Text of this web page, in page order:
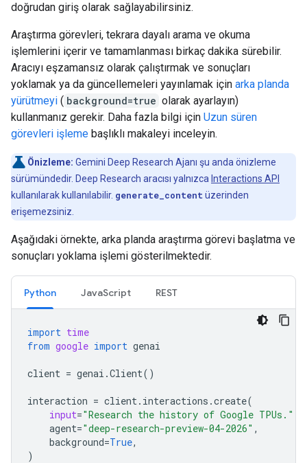
doğrudan giriş olarak sağlayabilirsiniz.
Araştırma görevleri, tekrara dayalı arama ve okuma
işlemlerini içerir ve tamamlanması birkaç dakika sürebilir.
Aracıyı eşzamansız olarak çalıştırmak ve sonuçları
yoklamak ya da güncellemeleri yayınlamak için arka planda
yürütmeyi ( background=true olarak ayarlayın)
kullanmanız gerekir. Daha fazla bilgi için Uzun süren
görevleri işleme başlıklı makaleyi inceleyin.
Önizleme: Gemini Deep Research Ajanı şu anda önizleme
sürümündedir. Deep Research aracısı yalnızca Interactions API
kullanılarak kullanılabilir. generate_content üzerinden
erişemezsiniz.
Aşağıdaki örnekte, arka planda araştırma görevi başlatma ve
sonuçları yoklama işlemi gösterilmektedir.
Python JavaScript REST
import time
from google import genai
client = genai .Client()
interaction = client. interactions .create(
input="Research the history of Google TPUs."
agent="deep-research-preview-04-2026" ,
background=True,
)